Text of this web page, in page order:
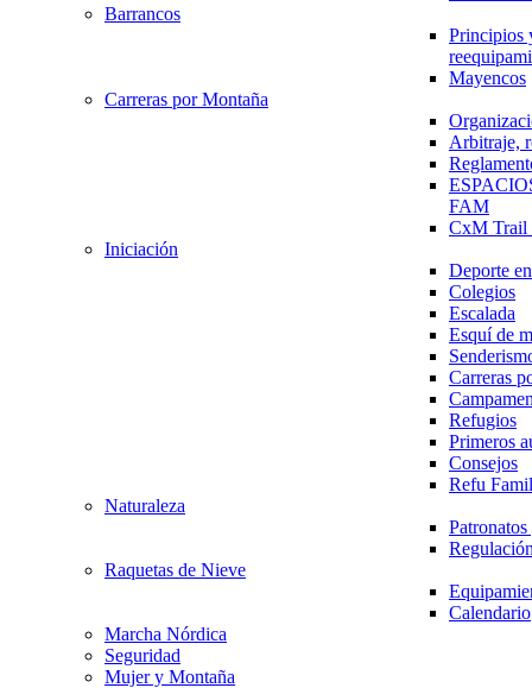
Barrancos
Principios
Mayencos
Carreras por Montaña
Arbitraje,
FAM
CxM
Iniciación
Deporte
Colegios
Escalada
Esquí de
Carreras
Refugios
Primeros
Consejos
Refu
Naturaleza
Raquetas de Nieve
Calendario
Marcha Nórdica
Seguridad
Mujer y Montaña